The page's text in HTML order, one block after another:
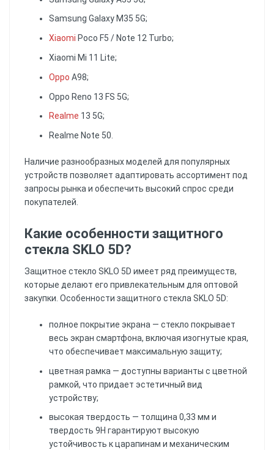
Samsung Galaxy M35 5G;
Xiaomi Poco F5 / Note 12 Turbo;
Xiaomi Mi 11 Lite;
Oppo A98;
Oppo Reno 13 FS 5G;
Realme 13 5G;
Realme Note 50.
Наличие разнообразных моделей для популярных
устройств позволяет адаптировать ассортимент под
запросы рынка и обеспечить высокий спрос среди
покупателей.
Какие особенности защитного
стекла SKLO 5D?
Защитное стекло SKLO 5D имеет ряд преимуществ,
которые делают его привлекательным для оптовой
закупки. Особенности защитного стекла SKLO 5D:
полное покрытие экрана — стекло покрывает
весь экран смартфона, включая изогнутые края,
что обеспечивает максимальную защиту;
цветная рамка — доступны варианты с цветной
рамкой, что придает эстетичный вид
устройству;
высокая твердость — толщина 0,33 мм и
твердость 9H гарантируют высокую
устойчивость к царапинам и механическим